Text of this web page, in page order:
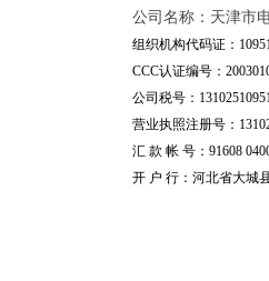
公司名称：天津市
组织机构代码证：
CCC认证编号：
公司税号：
营业执照注册号：
汇 款 帐 号：91608
开 户 行：河北省大城